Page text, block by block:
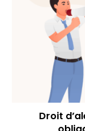
Droit